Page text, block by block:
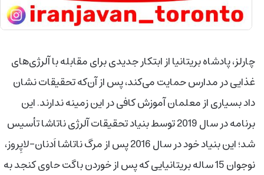
چارلز، پادشاه بریتانیا از ابتکار جدیدی برای مقابله با آلرژی‌های
غذایی در مدارس حمایت می‌کند، پس از آن‌که تحقیقات نشان
داد بسیاری از معلمان آموزش کافی در این زمینه ندارند. این
برنامه در سال 2019 توسط بنیاد تحقیقات آلرژی ناتاشا تأسیس
شد؛ این بنیاد خود در سال 2016 پس از مرگ ناتاشا اَدنان-لاپِروز،
نوجوان 15 ساله بریتانیایی که پس از خوردن باگت حاوی کنجد به